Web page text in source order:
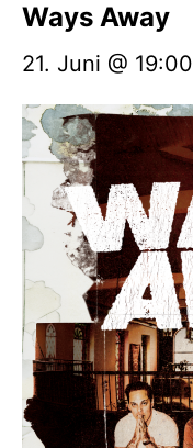
Ways Away
21. Juni @ 19:00